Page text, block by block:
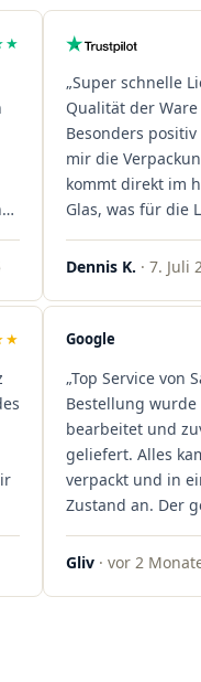
„Super schnelle
Qualität der
Besonders
mir die
kommt direkt im
Glas, was für die
ist. Ich bestelle
wieder!"
Dennis K. · 7. Juli
Google
„Top Service von
Bestellung wurde
bearbeitet und
geliefert. Alles
verpackt und in
Zustand an. Der
war
professionell.
Gliv · vor 2